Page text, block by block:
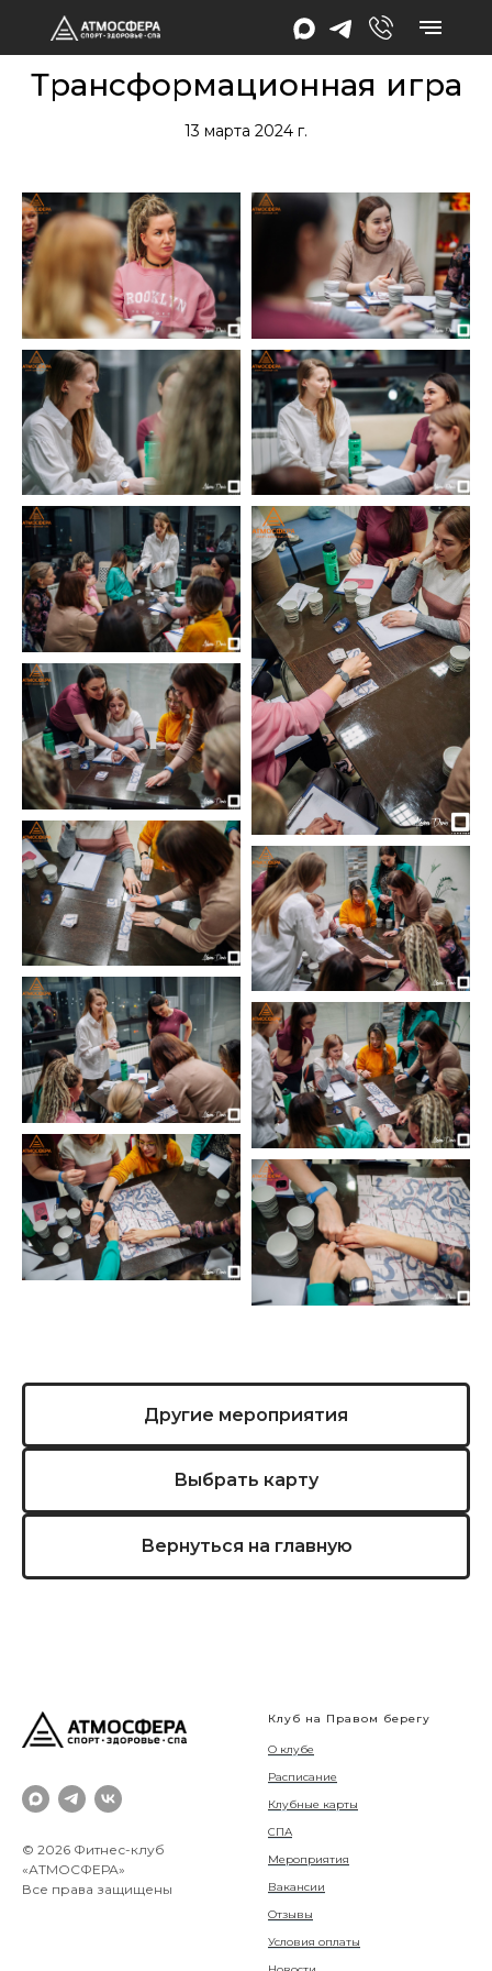
Трансформационная игра
13 марта 2024 г.
Другие мероприятия
Выбрать карту
Вернуться на главную
© 2026 Фитнес-клуб
«АТМОСФЕРА»
Все права защищены
Клуб на Правом берегу
О клубе
Расписание
Клубные карты
СПА
Мероприятия
Вакансии
Отзывы
Условия оплаты